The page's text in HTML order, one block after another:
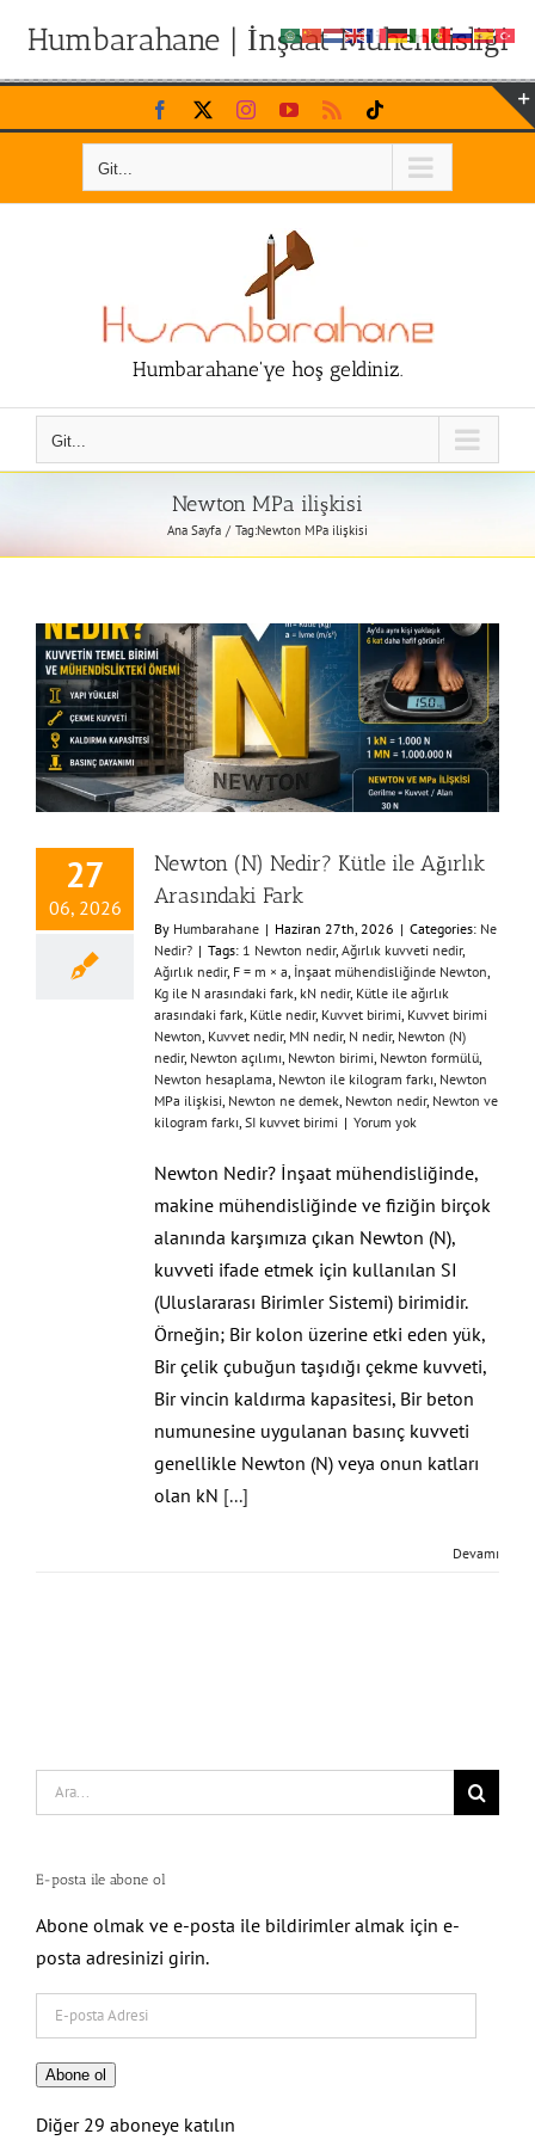
Humbarahane | İnşaat Mühendisliği
Skip
to
Facebook InstagramYouTubeRss
Git...
Humbarahane'ye hoş geldiniz.
Git...
Newton MPa ilişkisi
Ana Sayfa Tag:Newton MPa ilişkisi
27
06, 2026
Newton (N) Nedir? Kütle ile Ağırlık
Arasındaki Fark
By Humbarahane | Haziran 27th, 2026 | Categories: Ne
Nedir? | Tags: 1 Newton nedir, Ağırlık kuvveti nedir,
Ağırlık nedir, F = m × a İnşaat mühendisliğinde Newton
Kg ile N arasındaki fark kN nedir, Kütle ile ağırlık
arasındaki fark Kütle nedir, Kuvvet birimi Kuvvet birimi
Newton Kuvvet nedir, MN nedir, N nedir, Newton (N)
nedir, Newton açılımı Newton birimi Newton formülü
Newton hesaplama Newton ile kilogram farkı Newton
MPa ilişkisi Newton ne demek Newton nedir, Newton ve
kilogram farkı SI kuvvet birimi | Yorum yok
Newton Nedir? İnşaat mühendisliğinde,
makine mühendisliğinde ve fiziğin birçok
alanında karşımıza çıkan Newton (N),
kuvveti ifade etmek için kullanılan SI
(Uluslararası Birimler Sistemi) birimidir.
Örneğin; Bir kolon üzerine etki eden yük,
Bir çelik çubuğun taşıdığı çekme kuvveti,
Bir vincin kaldırma kapasitesi, Bir beton
numunesine uygulanan basınç kuvveti
genellikle Newton (N) veya onun katları
olan kN [...]
Devamı
Search
for:
E-posta ile abone ol
Abone olmak ve e-posta ile bildirimler almak için e-
posta adresinizi girin.
posta
Adresi
Abone ol
Diğer 29 aboneye katılın